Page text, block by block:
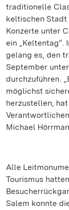
traditionelle
keltischen Stadt
Konzerte unter
ein „Keltentag“.
gelang es, den
September
durchzuführen.
möglichst
herzustellen,
Michael
Alle
Tourismus
Salem konnte